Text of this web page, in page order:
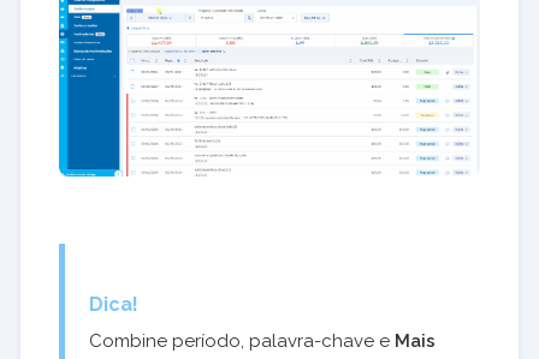
Dica!
Combine período, palavra-chave e Mais